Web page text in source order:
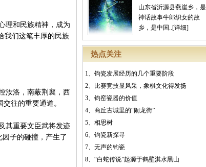
山东省沂源县燕崖乡，是
神话故事牛郎织女的故
乡，是中国..[详细]
热点关注
1、 钧瓷发展经历的几个重要阶段
2、
比赛竞技显风采，象棋文化得发扬
3、 钧窑瓷器的价值
4、 商丘古城里的“闹龙街”
5、 相思树
6、 钧瓷新探寻
7、 无声的钧瓷
8、 “白蛇传说”起源于鹤壁淇水黑山
理和民族精神，成为
我们这笔丰厚的民族
汝洛，南蔽荆襄，西
往的重要通道。
其重要文臣武将发迹
子的碰撞，产生了